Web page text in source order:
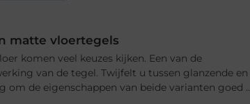
matte vloertegels
komen veel keuzes kijken. Een van de
van de tegel. Twijfelt u tussen glanzende en
de eigenschappen van beide varianten goed